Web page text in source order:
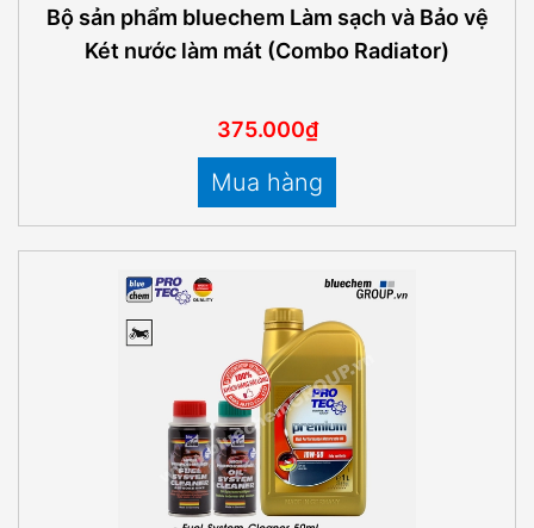
Bộ sản phẩm bluechem Làm sạch và Bảo vệ
Két nước làm mát (Combo Radiator)
375.000₫
Mua hàng